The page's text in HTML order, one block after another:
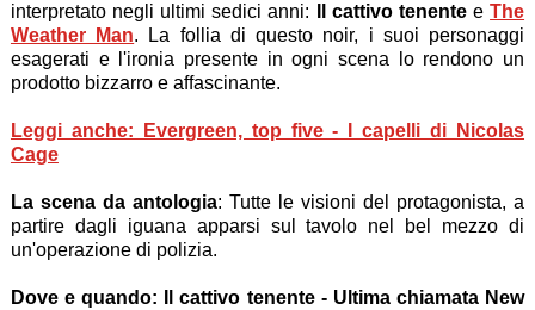
interpretato negli ultimi sedici anni:
Il cattivo tenenteeThe
Weather Man. La follia di questo noir, i suoi personaggi
esagerati e l'ironia presente in ogni scena lo rendono un
prodotto bizzarro e affascinante.
Leggi anche: Evergreen, top five - I capelli di Nicolas
Cage
La scena da antologia: Tutte le visioni del protagonista, a
partire dagli iguana apparsi sul tavolo nel bel mezzo di
un'operazione di polizia.
Dove e quando: Il cattivo tenente - Ultima chiamata New